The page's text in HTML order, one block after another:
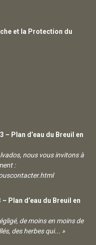
et la Protection du
– Plan d’eau du Breuil en
nous vous invitons à
:
– Plan d’eau du Breuil en
de moins en moins de
des herbes qui... »